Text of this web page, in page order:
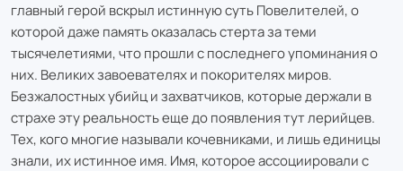
главный герой вскрыл истинную суть Повелителей, о
которой даже память оказалась стерта за теми
тысячелетиями, что прошли с последнего упоминания о
них. Великих завоевателях и покорителях миров.
Безжалостных убийц и захватчиков, которые держали в
страхе эту реальность еще до появления тут лерийцев.
Тех, кого многие называли кочевниками, и лишь единицы
знали, их истинное имя. Имя, которое ассоциировали с